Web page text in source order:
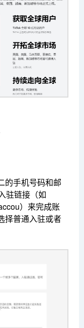
的手机号码和邮
驻链接（如
）来完成账
择普通入驻或者